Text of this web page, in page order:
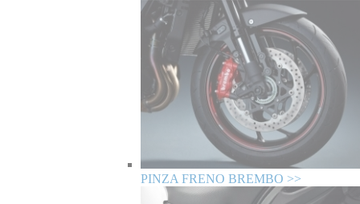
PINZA FRENO BREMBO >>